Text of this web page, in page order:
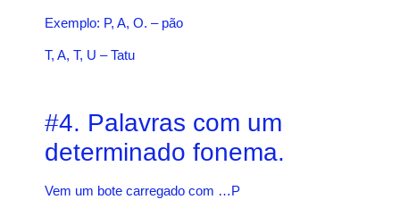
Exemplo: P, A, O. – pão
T, A, T, U – Tatu
#4. Palavras com um
determinado fonema.
Vem um bote carregado com …P